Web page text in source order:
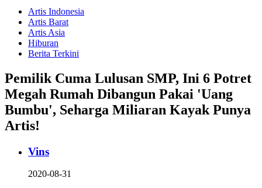
Artis Indonesia
Artis Barat
Artis Asia
Hiburan
Berita Terkini
Pemilik Cuma Lulusan SMP, Ini 6 Potret
Megah Rumah Dibangun Pakai 'Uang
Bumbu', Seharga Miliaran Kayak Punya
Artis!
Vins
2020-08-31